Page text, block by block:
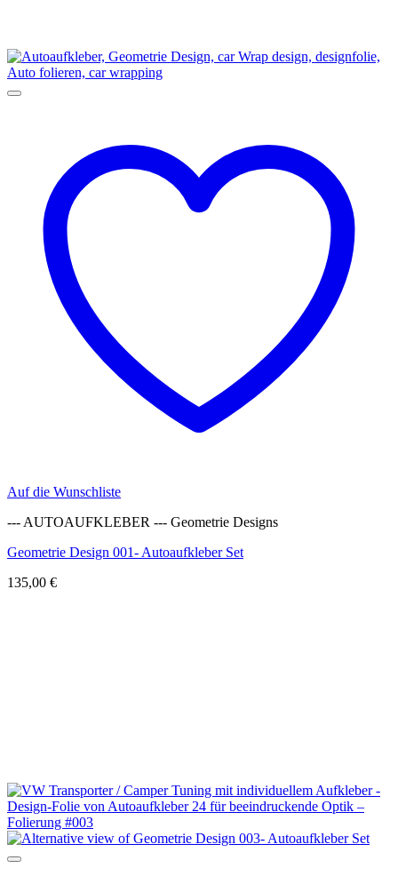
Auf die Wunschliste
--- AUTOAUFKLEBER --- Geometrie Designs
Geometrie Design 001- Autoaufkleber Set
135,00 €